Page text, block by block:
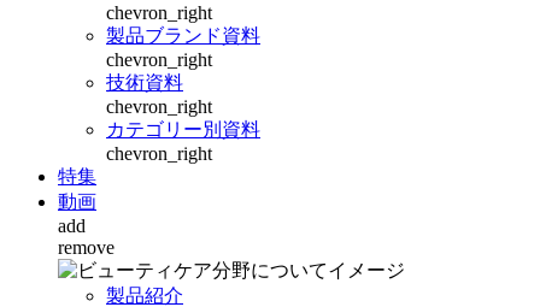
chevron_right
製品ブランド資料
chevron_right
技術資料
chevron_right
カテゴリー別資料
chevron_right
特集
動画
add
remove
製品紹介